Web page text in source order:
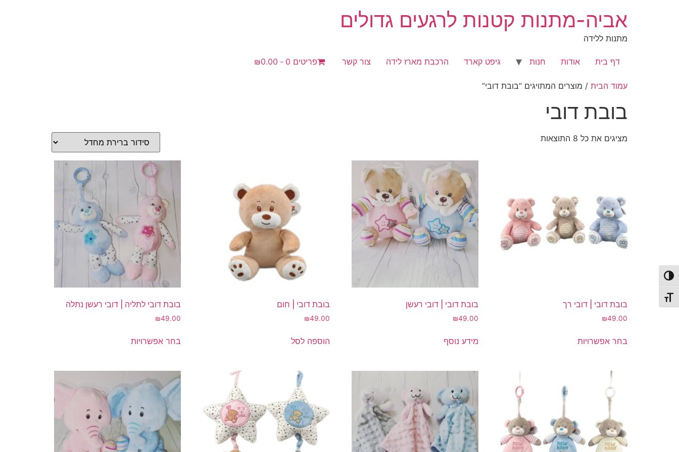
הפעל/כבה ניגודיות גבוהה
מתג גודל גופן
אביה-מתנות קטנות לרגעים גדולים
מתנות ללידה
דף בית אודות חנות גיפט קארד הרכבת מארז לידה צור קשר פריטים 0 ₪0.00
עמוד הבית / מוצרים המתויגים “בובת דובי”
בובת דובי
מציגים את כל ⁦8⁩ התוצאות
בובת דובי | דובי רך
₪49.00
בחר אפשרויותזה
ניתן
לבחור
את
האפשרויות
בעמוד
בובת דובי | דובי רעשן
₪49.00
מידע נוסף
בובת דובי | חום
₪49.00
הוספה לסל
בובת דובי לתליה | דובי רעשן נתלה
₪49.00
בחר אפשרויותזה
מספר
ניתן
לבחור
את
האפשרויות
בעמוד